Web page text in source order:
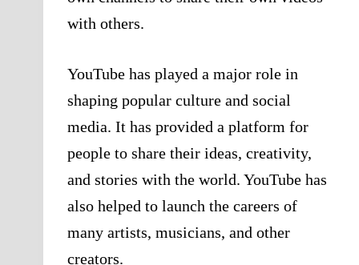
with others.
YouTube has played a major role in
shaping popular culture and social
media. It has provided a platform for
people to share their ideas, creativity,
and stories with the world. YouTube has
also helped to launch the careers of
many artists, musicians, and other
creators.